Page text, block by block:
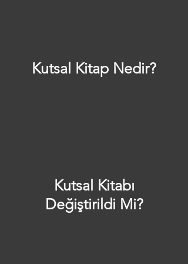
Kutsal Kitap Nedir?
Kutsal Kitabı
Değiştirildi Mi?